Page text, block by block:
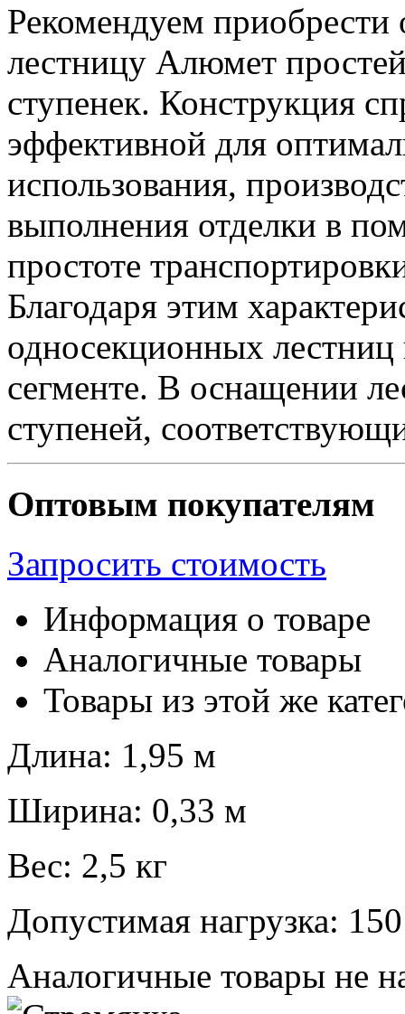
Рекомендуем
лестницу Алюмет
ступенек. Конструкция
эффективной для
использования,
выполнения отделки в
простоте
Благодаря этим
односекционных
сегменте. В оснащении
ступеней,
Оптовым покупателям
Запросить стоимость
Информация о товаре
Аналогичные товары
Товары из этой же
Длина: 1,95 м
Ширина: 0,33 м
Вес: 2,5 кг
Допустимая нагрузка:
Аналогичные товары не